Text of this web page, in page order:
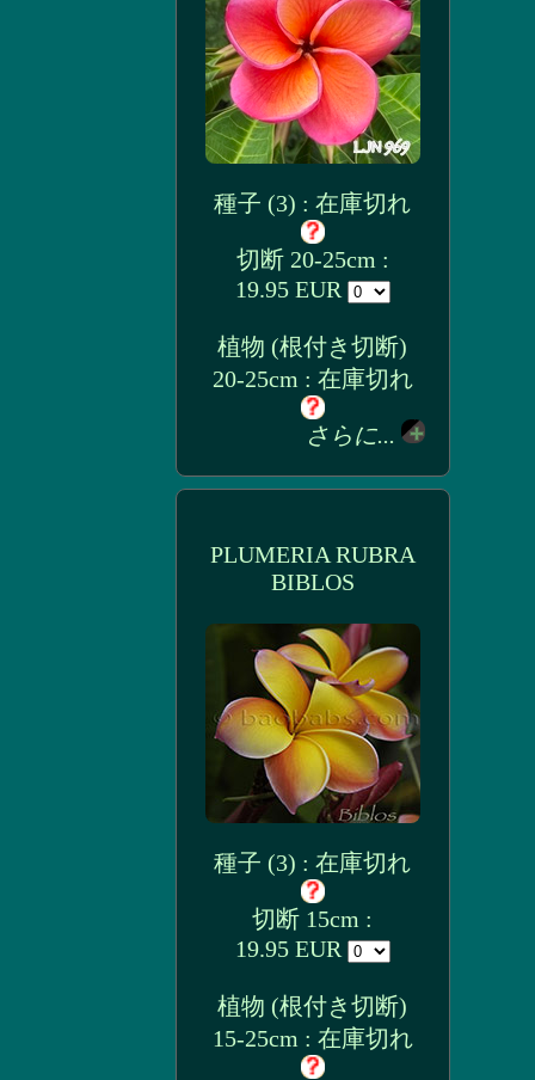
種子 (3) : 在庫切れ
切断 20-25cm :
19.95 EUR
植物 (根付き切断)
20-25cm : 在庫切れ
さらに...
PLUMERIA RUBRA
BIBLOS
種子 (3) : 在庫切れ
切断 15cm :
19.95 EUR
植物 (根付き切断)
15-25cm : 在庫切れ